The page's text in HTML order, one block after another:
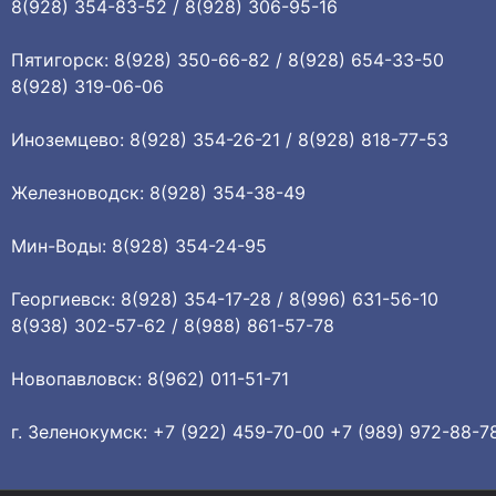
8(928) 354-83-52 / 8(928) 306-95-16
Пятигорск: 8(928) 350-66-82 / 8(928) 654-33-50
8(928) 319-06-06
Иноземцево: 8(928) 354-26-21 / 8(928) 818-77-53
Железноводск: 8(928) 354-38-49
Мин-Воды: 8(928) 354-24-95
Георгиевск: 8(928) 354-17-28 / 8(996) 631-56-10
8(938) 302-57-62 / 8(988) 861-57-78
Новопавловск: 8(962) 011-51-71
г. Зеленокумск: +7 (922) 459-70-00 +7 (989) 972-88-